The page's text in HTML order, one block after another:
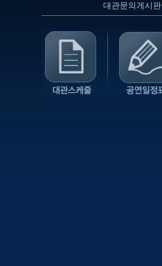
대관문의게시판